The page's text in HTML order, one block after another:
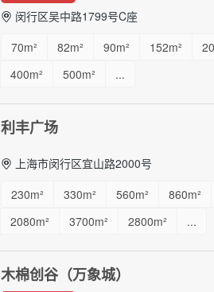
闵行区吴中路1799号C座
70m²
82m² 90m² 152m²
400m²
500m² ...
利丰广场
上海市闵行区宜山路2000号
230m²
330m² 560m² 860m²
2080m²
3700m² 2800m² ...
木棉创谷（万象城）